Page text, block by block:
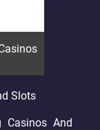
Slots
Casinos And